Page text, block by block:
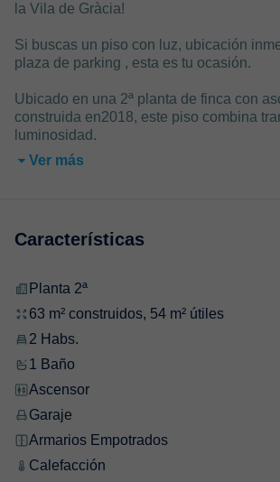
la Vila de Gràcia!
Si buscas un piso con luz, ubicación
plaza de parking , esta es tu ocasión.
Ubicado en una 2ª planta de finca con
construida en2018, este piso combina
luminosidad.
Ver más
Características
Planta 2ª
63 m² construidos, 54 m² útiles
2 Habs.
1 Baño
Ascensor
Garaje
Armarios Empotrados
Calefacción